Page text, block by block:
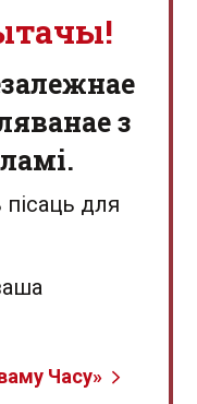
з
для
Часу»